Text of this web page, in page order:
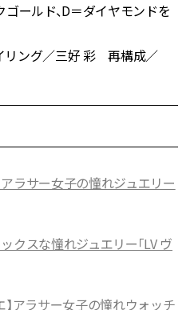
ールド、D＝ダイヤモンドを
ング／三好 彩 再構成／
アラサー女子の憧れジュエリー
ックスな憧れジュエリー「LV ヴ
】アラサー女子の憧れウォッチ